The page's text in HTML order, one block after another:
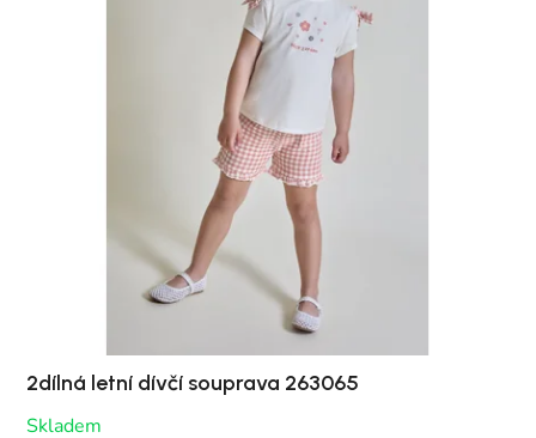
2dílná letní dívčí souprava 263065
Skladem